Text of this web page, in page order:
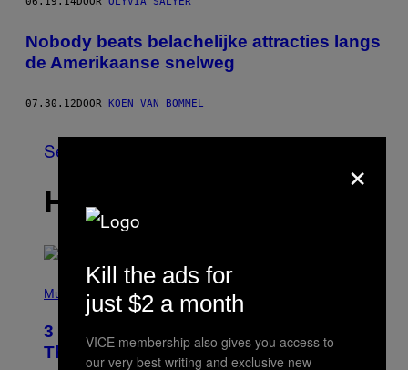
Nobody beats belachelijke attracties langs
de Amerikaanse snelweg
07.30.12 DOOR KOEN VAN BOMMEL
See All
HET LAATSTE
H
O
B
Y
Music
3 No-Skip Pop Albums Turning 30
This Year
×
Kill the ads for
just $2 a month
VICE membership also gives you access to
our very best writing and exclusive new